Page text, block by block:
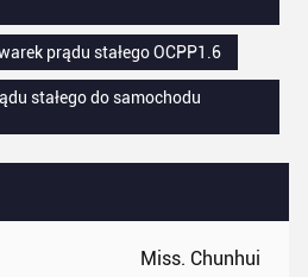
Miss. Chunhui
prądu stałego OCPP1.6
stałego do samochodu